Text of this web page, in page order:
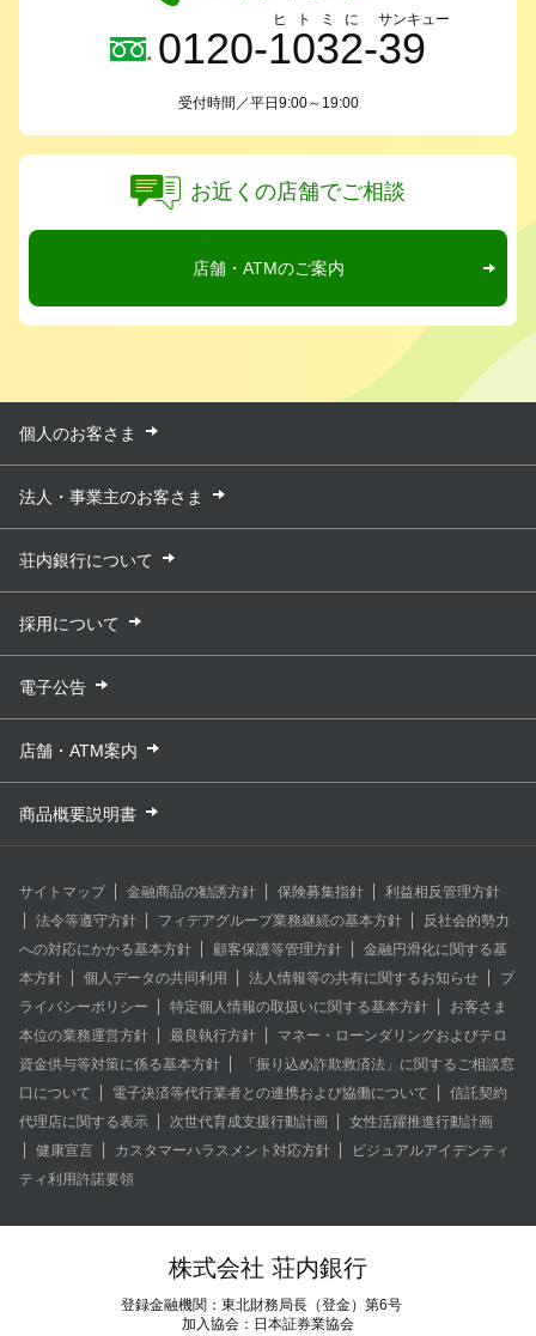
0120-1
ヒ
0
ト
3
ミ
2
に
-39
サンキュー
受付時間／平日9:00～19:00
お近くの店舗でご相談
店舗・ATMのご案内
個人のお客さま
法人・事業主のお客さま
荘内銀行について
採用について
電子公告
店舗・ATM案内
商品概要説明書
サイトマップ 金融商品の勧誘方針 保険募集指針
利益相反管理方針
法令等遵守方針
フィデアグループ業務継続の基本方針
反社会的勢力
への対応にかかる基本方針
顧客保護等管理方針
金融円滑化に関する基
本方針
個人データの共同利用 法人情報等の共有に関するお知らせ
プ
ライバシーポリシー
特定個人情報の取扱いに関する基本方針
お客さま
本位の業務運営方針
最良執行方針
マネー・ローンダリングおよびテロ
資金供与等対策に係る基本方針
「振り込め詐欺救済法」に関するご相談窓
口について
電子決済等代行業者との連携および協働について
信託契約
代理店に関する表示
次世代育成支援行動計画
女性活躍推進行動計画
健康宣言
カスタマーハラスメント対応方針
ビジュアルアイデンティ
ティ利用許諾要領
株式会社 荘内銀行
登録金融機関：東北財務局長（登金）第6号
加入協会：日本証券業協会